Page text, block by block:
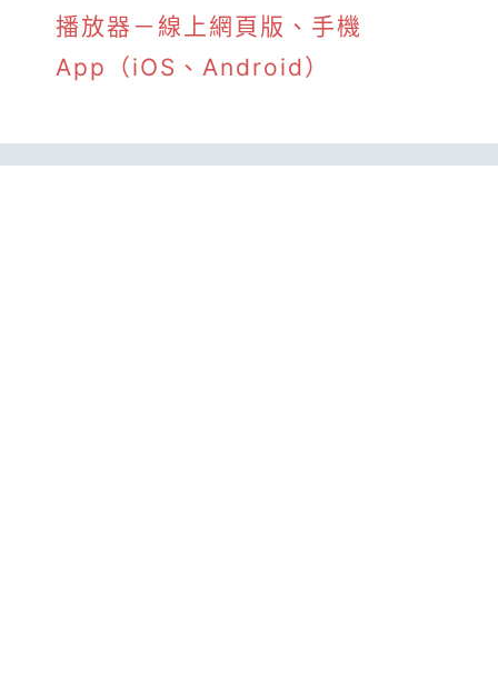
播放器－線上網頁版、手機
App（iOS、Android）